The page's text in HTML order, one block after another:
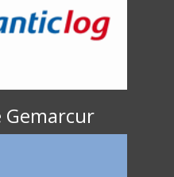
Gemarcur